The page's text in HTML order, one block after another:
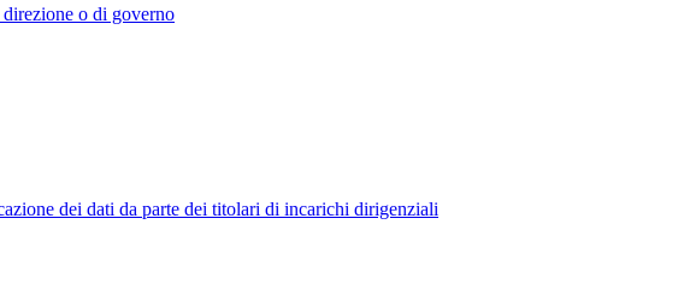
o di governo
dei dati da parte dei titolari di incarichi dirigenziali